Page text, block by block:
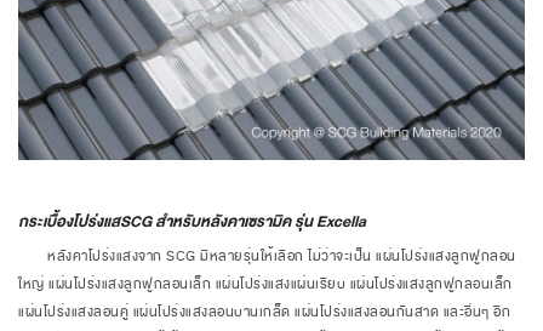
กระเบื้องโปร่งแสSCG สำหรับหลังคาเซรามิค รุ่น Excella
หลังคาโปร่งแสงจาก SCG มีหลายรุ่นให้เลือก ไม่ว่าจะเป็น แผ่นโปร่งแสงลูกฟูกลอน
ใหญ่ แผ่นโปร่งแสงลูกฟูกลอนเล็ก แผ่นโปร่งแสงแผ่นเรียบ แผ่นโปร่งแสงลูกฟูกลอนเล็ก
แผ่นโปร่งแสงลอนคู่ แผ่นโปร่งแสงลอนบานเกล็ด แผ่นโปร่งแสงลอนกันสาด และอื่นๆ อีก